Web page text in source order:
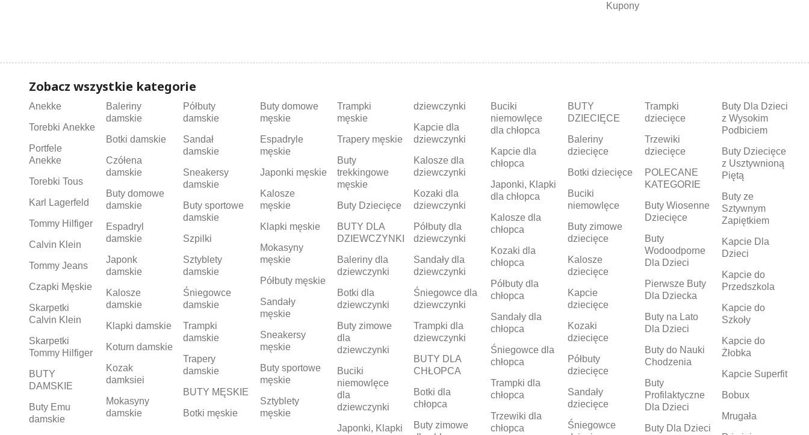
Kupony
Zobacz wszystkie kategorie
Anekke
Torebki Anekke
Portfele
Anekke
Torebki Tous
Karl Lagerfeld
Tommy Hilfiger
Calvin Klein
Tommy Jeans
Czapki Męskie
Skarpetki
Calvin Klein
Skarpetki
Tommy Hilfiger
BUTY
DAMSKIE
Buty Emu
damskie
Baleriny
damskie
Botki damskie
Czółena
damskie
Buty domowe
damskie
Espadryl
damskie
Japonk
damskie
Kalosze
damskie
Klapki damskie
Koturn damskie
Kozak
damksiei
Mokasyny
damskie
Półbuty
damskie
Sandał
damskie
Sneakersy
damskie
Buty sportowe
damskie
Szpilki
Sztyblety
damskie
Śniegowce
damskie
Trampki
damskie
Trapery
damskie
BUTY MĘSKIE
Botki męskie
Buty domowe
męskie
Espadryle
męskie
Japonki męskie
Kalosze
męskie
Klapki męskie
Mokasyny
męskie
Półbuty męskie
Sandały
męskie
Sneakersy
męskie
Buty sportowe
męskie
Sztyblety
męskie
Trampki
męskie
Trapery męskie
Buty
trekkingowe
męskie
Buty Dziecięce
BUTY DLA
DZIEWCZYNKI
Baleriny dla
dziewczynki
Botki dla
dziewczynki
Buty zimowe
dla
dziewczynki
Buciki
niemowlęce
dla
dziewczynki
Japonki, Klapki
dziewczynki
Kapcie dla
dziewczynki
Kalosze dla
dziewczynki
Kozaki dla
dziewczynki
Półbuty dla
dziewczynki
Sandały dla
dziewczynki
Śniegowce dla
dziewczynki
Trampki dla
dziewczynki
BUTY DLA
CHŁOPCA
Botki dla
chłopca
Buty zimowe
Buciki
niemowlęce
dla chłopca
Kapcie dla
chłopca
Japonki, Klapki
dla chłopca
Kalosze dla
chłopca
Kozaki dla
chłopca
Półbuty dla
chłopca
Sandały dla
chłopca
Śniegowce dla
chłopca
Trampki dla
chłopca
Trzewiki dla
chłopca
BUTY
DZIECIĘCE
Baleriny
dziecięce
Botki dziecięce
Buciki
niemowlęce
Buty zimowe
dziecięce
Kalosze
dziecięce
Kapcie
dziecięce
Kozaki
dziecięce
Półbuty
dziecięce
Sandały
dziecięce
Śniegowce
Trampki
dziecięce
Trzewiki
dziecięce
POLECANE
KATEGORIE
Buty Wiosenne
Dziecięce
Buty
Wodoodporne
Dla Dzieci
Pierwsze Buty
Dla Dziecka
Buty na Lato
Dla Dzieci
Buty do Nauki
Chodzenia
Buty
Profilaktyczne
Dla Dzieci
Buty Dla Dzieci
Buty Dla Dzieci
z Wysokim
Podbiciem
Buty Dziecięce
z Usztywnioną
Piętą
Buty ze
Sztywnym
Zapiętkiem
Kapcie Dla
Dzieci
Kapcie do
Przedszkola
Kapcie do
Szkoły
Kapcie do
Żłobka
Kapcie Superfit
Bobux
Mrugała